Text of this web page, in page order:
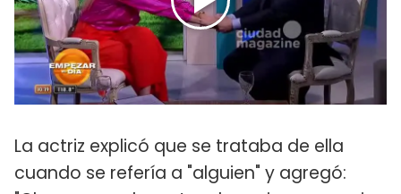
La actriz explicó que se trataba de ella
cuando se refería a "alguien" y agregó: